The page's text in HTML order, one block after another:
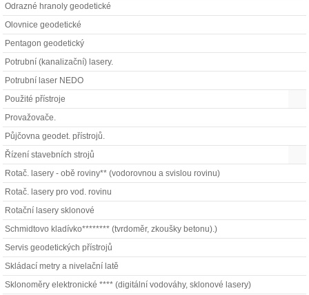
Odrazné hranoly geodetické
Olovnice geodetické
Pentagon geodetický
Potrubní (kanalizační) lasery.
Potrubní laser NEDO
Použité přístroje
Provažovače.
Půjčovna geodet. přístrojů.
Řízení stavebních strojů
Rotač. lasery - obě roviny** (vodorovnou a svislou rovinu)
Rotač. lasery pro vod. rovinu
Rotační lasery sklonové
Schmidtovo kladívko******** (tvrdoměr, zkoušky betonu).)
Servis geodetických přístrojů
Skládací metry a nivelační latě
Sklonoměry elektronické **** (digitální vodováhy, sklonové lasery)